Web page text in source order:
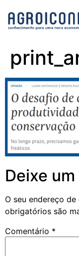
Deixe
O seu endereço
obrigatórios são
Comentário *